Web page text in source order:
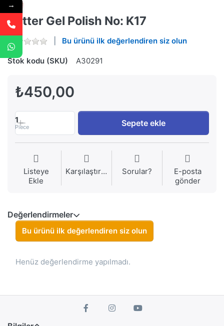
Glitter Gel Polish No: K17
Bu ürünü ilk değerlendiren siz olun
Stok kodu (SKU) A30291
₺450,00
1
Piece Sepete ekle
Listeye
Ekle
Karşılaştırma Sorular?
E-posta
gönder
Değerlendirmeler
Bu ürünü ilk değerlendiren siz olun
Henüz değerlendirme yapılmadı.
→